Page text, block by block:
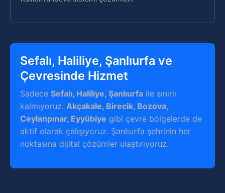
Sefalı, Haliliye, Şanlıurfa ve
Çevresinde Hizmet
Sadece Sefalı, Haliliye, Şanlıurfa ile sınırlı
kalmıyoruz. Akçakale, Birecik, Bozova,
Ceylanpınar, Eyyübiye gibi çevre bölgelerde de
aktif olarak çalışıyoruz. Şanlıurfa şehrinin her
noktasına dijital çözümler ulaştırıyoruz.